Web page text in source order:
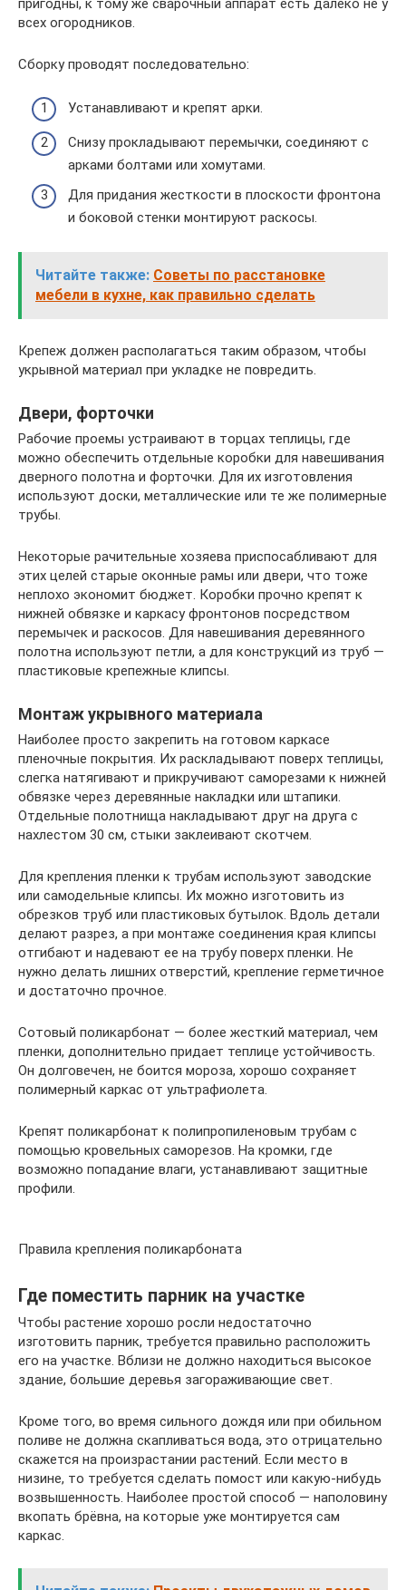
пригодны, к тому же сварочный аппарат есть далеко не у
всех огородников.
Сборку проводят последовательно:
Устанавливают и крепят арки.
Снизу прокладывают перемычки, соединяют с
арками болтами или хомутами.
Для придания жесткости в плоскости фронтона
и боковой стенки монтируют раскосы.
Читайте также: Советы по расстановке
мебели в кухне, как правильно сделать
Крепеж должен располагаться таким образом, чтобы
укрывной материал при укладке не повредить.
Двери, форточки
Рабочие проемы устраивают в торцах теплицы, где
можно обеспечить отдельные коробки для навешивания
дверного полотна и форточки. Для их изготовления
используют доски, металлические или те же полимерные
трубы.
Некоторые рачительные хозяева приспосабливают для
этих целей старые оконные рамы или двери, что тоже
неплохо экономит бюджет. Коробки прочно крепят к
нижней обвязке и каркасу фронтонов посредством
перемычек и раскосов. Для навешивания деревянного
полотна используют петли, а для конструкций из труб —
пластиковые крепежные клипсы.
Монтаж укрывного материала
Наиболее просто закрепить на готовом каркасе
пленочные покрытия. Их раскладывают поверх теплицы,
слегка натягивают и прикручивают саморезами к нижней
обвязке через деревянные накладки или штапики.
Отдельные полотнища накладывают друг на друга с
нахлестом 30 см, стыки заклеивают скотчем.
Для крепления пленки к трубам используют заводские
или самодельные клипсы. Их можно изготовить из
обрезков труб или пластиковых бутылок. Вдоль детали
делают разрез, а при монтаже соединения края клипсы
отгибают и надевают ее на трубу поверх пленки. Не
нужно делать лишних отверстий, крепление герметичное
и достаточно прочное.
Сотовый поликарбонат — более жесткий материал, чем
пленки, дополнительно придает теплице устойчивость.
Он долговечен, не боится мороза, хорошо сохраняет
полимерный каркас от ультрафиолета.
Крепят поликарбонат к полипропиленовым трубам с
помощью кровельных саморезов. На кромки, где
возможно попадание влаги, устанавливают защитные
профили.
Правила крепления поликарбоната
Где поместить парник на участке
Чтобы растение хорошо росли недостаточно
изготовить парник, требуется правильно расположить
его на участке. Вблизи не должно находиться высокое
здание, большие деревья загораживающие свет.
Кроме того, во время сильного дождя или при обильном
поливе не должна скапливаться вода, это отрицательно
скажется на произрастании растений. Если место в
низине, то требуется сделать помост или какую-нибудь
возвышенность. Наиболее простой способ — наполовину
вкопать брёвна, на которые уже монтируется сам
каркас.